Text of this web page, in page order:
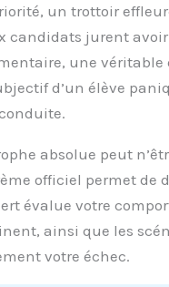
un trottoir
candidats jurent
une
d’un élève
absolue peut
officiel permet de
évalue votre
ainsi que les
votre échec.